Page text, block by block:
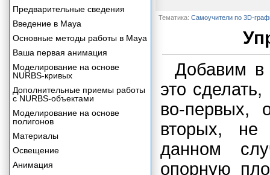
Тематика: Самоучители по 3D-
Добавим в
это
во-первых,
вторых, не
данном
опорную
Предварительные сведения
Введение в Maya
Основные методы работы в Maya
Ваша первая анимация
Моделирование на основе
NURBS-кривых
Дополнительные приемы работы
с NURBS-объектами
Моделирование на основе
полигонов
Материалы
Освещение
Анимация